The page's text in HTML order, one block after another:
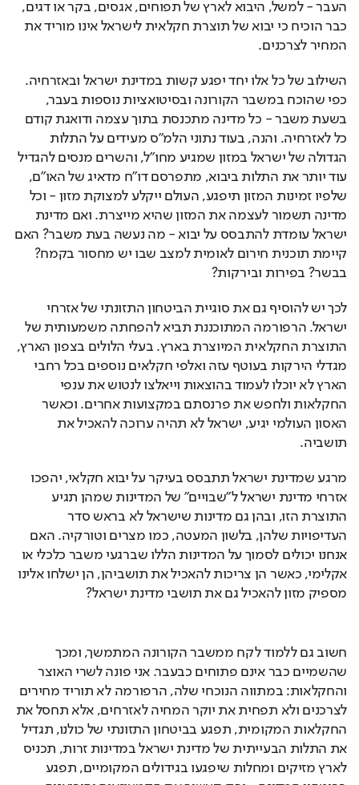
העבר - למשל, היבוא לארץ של תפוחים, אגסים, בקר או דגים,
כבר הוכיח כי יבוא של תוצרת חקלאית לישראל אינו מוריד את
המחיר לצרכנים.
השילוב של כל אלו יחד יפגע קשות במדינת ישראל ובאזרחיה.
כפי שהוכח במשבר הקורונה ובסיטואציות נוספות בעבר,
בשעת משבר - כל מדינה מתכנסת בתוך עצמה ודואגת קודם
כל לאזרחיה. והנה, בעוד נתוני הלמ"ס מעידים על התלות
הגדולה של ישראל במזון שמגיע מחו"ל, והשרים מנסים להגדיל
עוד יותר את התלות ביבוא, מתפרסם דו"ח מדאיג של האו"ם,
שלפיו זמינות המזון תיפגע, העולם ייקלע למצוקת מזון - וכל
מדינה תשמור לעצמה את המזון שהיא מייצרת. ואם מדינת
ישראל עומדת להתבסס על יבוא - מה נעשה בעת משבר? האם
קיימת תוכנית חירום לאומית למצב שבו יש מחסור בקמח?
בבשר? בפירות ובירקות?
לכך יש להוסיף גם את סוגיית הביטחון התזונתי של אזרחי
ישראל. הרפורמה המתוכננת תביא להפחתה משמעותית של
התוצרת החקלאית המיוצרת בארץ. בעלי הלולים בצפון הארץ,
מגדלי הירקות בעוטף עזה ואלפי חקלאים נוספים בכל רחבי
הארץ לא יוכלו לעמוד בהוצאות וייאלצו לנטוש את ענפי
החקלאות ולחפש את פרנסתם במקצועות אחרים. וכאשר
האסון העולמי יגיע, ישראל לא תהיה ערוכה להאכיל את
תושביה.
מרגע שמדינת ישראל תתבסס בעיקר על יבוא חקלאי, יהפכו
אזרחי מדינת ישראל ל"שבויים" של המדינות שמהן תגיע
התוצרת הזו, ובהן גם מדינות שישראל לא בראש סדר
העדיפויות שלהן, בלשון המעטה, כמו מצרים וטורקיה. האם
אנחנו יכולים לסמוך על המדינות הללו שברגעי משבר כלכלי או
אקלימי, כאשר הן צריכות להאכיל את תושביהן, הן ישלחו אלינו
מספיק מזון להאכיל גם את תושבי מדינת ישראל?
חשוב גם ללמוד לקח ממשבר הקורונה המתמשך, ומכך
שהשמיים כבר אינם פתוחים כבעבר. אני פונה לשרי האוצר
והחקלאות: במתווה הנוכחי שלה, הרפורמה לא תוריד מחירים
לצרכנים ולא תפחית את יוקר המחיה לאזרחים, אלא תחסל את
החקלאות המקומית, תפגע בביטחון התזונתי של כולנו, תגדיל
את התלות הבעייתית של מדינת ישראל במדינות זרות, תכניס
לארץ מזיקים ומחלות שיפגעו בגידולים המקומיים, תפגע